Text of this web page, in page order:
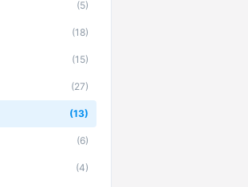
(5)
(18)
(15)
(27)
(13)
(6)
(4)